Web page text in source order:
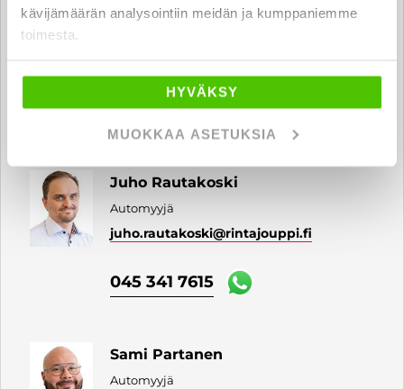
kävijämäärän analysointiin meidän ja kumppaniemme
toimesta.
HYVÄKSY
MUOKKAA ASETUKSIA
Jesse Mäntylä
040 711 6180
Juho Rautakoski
Automyyjä
juho.rautakoski@rintajouppi.fi
045 341 7615
Sami Partanen
Automyyjä